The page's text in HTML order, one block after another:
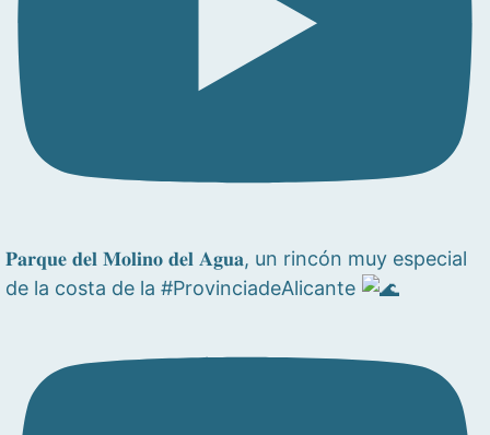
𝐏𝐚𝐫𝐪𝐮𝐞 𝐝𝐞𝐥 𝐌𝐨𝐥𝐢𝐧𝐨 𝐝𝐞𝐥 𝐀𝐠𝐮𝐚, un rincón muy especial
de la costa de la #ProvinciadeAlicante